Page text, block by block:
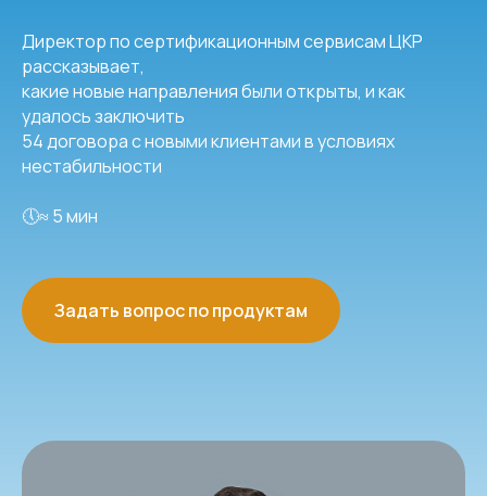
Директор по сертификационным сервисам ЦКР
рассказывает,
какие новые направления были открыты, и как
удалось заключить
54 договора с новыми клиентами в условиях
нестабильности
🕔≈ 5 мин
Задать вопрос по продуктам